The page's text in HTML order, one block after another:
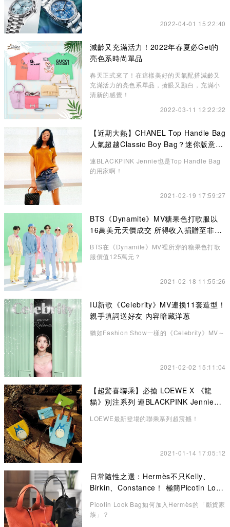
2022-04-01 15:22:40
減齡又充滿活力！2022年春夏必Get的
亮色系時尚單品
春天正式來了！在這樣美好的天氣配搭減齡又
充滿活力的亮色系單品，搶眼又顯白，充滿小
清新的感覺！
2022-03-11 12:22:22
【近期大熱】CHANEL Top Handle Bag
人氣超越Classic Boy Bag？迷你版意想
連BLACKPINK Jennie也是Top Handle Bag
的用家啊！
2021-02-19 17:59:27
BTS《Dynamite》MV糖果色打歌服以
16萬美元天價成交 所得收入捐贈至非牟
BTS在《Dynamite》MV裡所穿的糖果色打歌
服價值125萬元？
2021-02-18 11:55:26
IU新歌《Celebrity》MV連換11套造型！
親手填詞送好友 內容暗藏洋蔥
猶如Fashion Show一樣的《Celebrity》MV～
2021-02-02 15:11:04
【超驚喜聯乘】必搶 LOEWE X 《龍
貓》別注系列 連BLACKPINK Jennie也
LOEWE最新登場的聯乘系列超震撼！
2021-01-14 17:05:12
日常隨性之選：Hermès不只Kelly、
Birkin、Constance！ 極簡Picotin Lock
Picotin Lock Bag如何加入Hermès的「斷貨家
族」？